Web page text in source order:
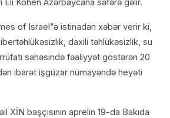
Eli Kohen Azərbaycana səfərə gəlir.
of Israel”ə istinadən xəbər verir ki,
daxili təhlükəsizlik, su
sahəsində fəaliyyət göstərən 20
ibarət işgüzar nümayəndə heyəti
XİN başçısının aprelin 19-da Bakıda